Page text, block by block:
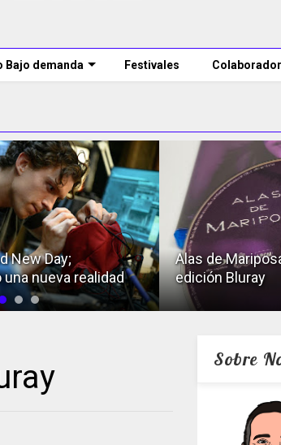
Bajo demanda Festivales
Análisis de la
Homicidio en
la edición Bluray
Sobre